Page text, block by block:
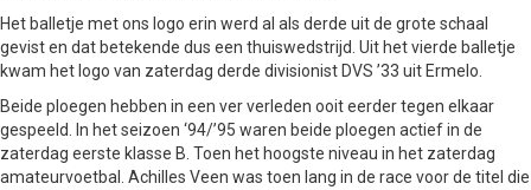
Het balletje met ons logo erin werd al als derde uit de grote schaal
gevist en dat betekende dus een thuiswedstrijd. Uit het vierde balletje
kwam het logo van zaterdag derde divisionist DVS ’33 uit Ermelo.
Beide ploegen hebben in een ver verleden ooit eerder tegen elkaar
gespeeld. In het seizoen ‘94/’95 waren beide ploegen actief in de
zaterdag eerste klasse B. Toen het hoogste niveau in het zaterdag
amateurvoetbal. Achilles Veen was toen lang in de race voor de titel die